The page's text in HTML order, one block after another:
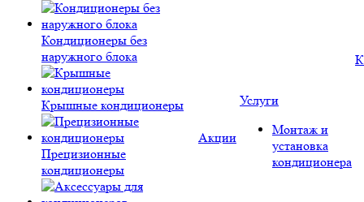
Кондиционеры без
наружного блока
Крышные кондиционеры
Прецизионные
кондиционеры
Акции
Услуги
Монтаж и
установка
кондиционера